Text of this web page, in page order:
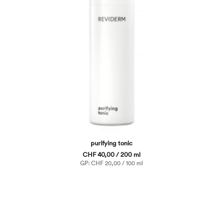
purifying tonic
CHF 40,00 / 200 ml
GP: CHF 20,00 / 100 ml